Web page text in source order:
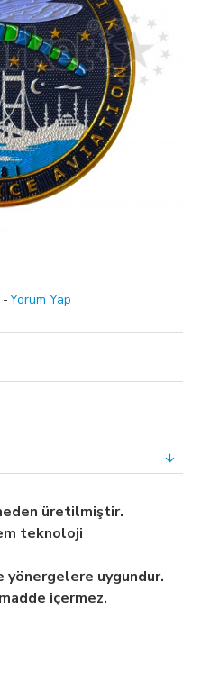
-Yorum Yap
üretilmiştir.
teknoloji
yönergelere uygundur.
içermez.